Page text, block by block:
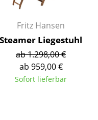
Fritz Hansen
Steamer Liegestuhl
ab 1.298,00 €
ab 959,00 €
Sofort lieferbar